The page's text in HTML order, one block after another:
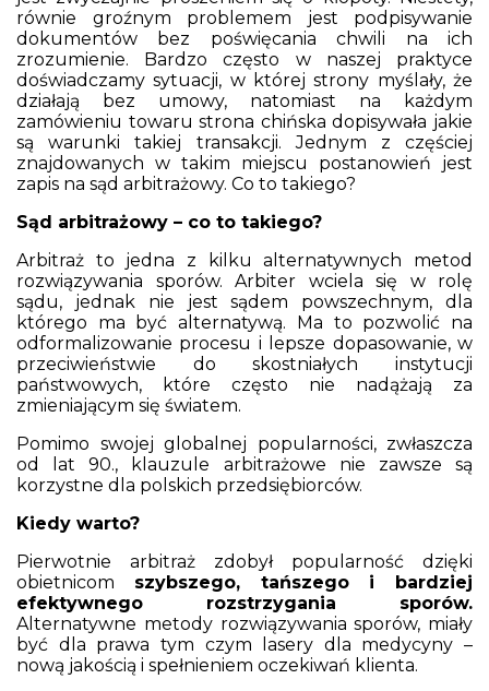
równie groźnym problemem jest podpisywanie
dokumentów bez poświęcania chwili na ich
zrozumienie. Bardzo często w naszej praktyce
doświadczamy sytuacji, w której strony myślały, że
działają bez umowy, natomiast na każdym
zamówieniu towaru strona chińska dopisywała jakie
są warunki takiej transakcji. Jednym z częściej
znajdowanych w takim miejscu postanowień jest
zapis na sąd arbitrażowy. Co to takiego?
Sąd arbitrażowy – co to takiego?
Arbitraż to jedna z kilku alternatywnych metod
rozwiązywania sporów. Arbiter wciela się w rolę
sądu, jednak nie jest sądem powszechnym, dla
którego ma być alternatywą. Ma to pozwolić na
odformalizowanie procesu i lepsze dopasowanie, w
przeciwieństwie do skostniałych instytucji
państwowych, które często nie nadążają za
zmieniającym się światem.
Pomimo swojej globalnej popularności, zwłaszcza
od lat 90., klauzule arbitrażowe nie zawsze są
korzystne dla polskich przedsiębiorców.
Kiedy warto?
Pierwotnie arbitraż zdobył popularność dzięki
obietnicom szybszego, tańszego i bardziej
efektywnego rozstrzygania sporów.
Alternatywne metody rozwiązywania sporów, miały
być dla prawa tym czym lasery dla medycyny –
nową jakością i spełnieniem oczekiwań klienta.